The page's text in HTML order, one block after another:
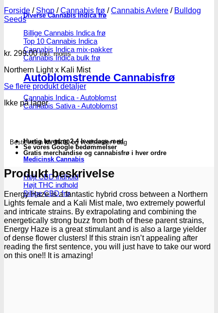
Diverse Cannabis Indica frø
Billige Cannabis Indica frø
Top 10 Cannabis Indica
Cannabis Indica mix-pakker
Cannabis Indica bulk frø
Autoblomstrende Cannabisfrø
Cannabis Indica - Autoblomst
Cannabis Sativa - Autoblomst
Medicinsk Cannabis
Højt CBD indhold
Højt THC indhold
Billige CBD frø
Forside / Shop / Cannabis frø / Cannabis Avlere / Bulldog
Seeds
kr. 299.00 Inkl. moms
Northern Light x Kali Mist
Se flere produkt detaljer
Ikke på lager
Bestil indenkl. 16.00og vi afsender i dag
Hurtig levering 2-4 hverdage med
Se vores Google bedømmelser
Gratis merchandise og cannabisfrø i hver ordre
Produkt beskrivelse
Energy Haze is a fantastic hybrid cross between a Northern
Lights female and a Kali Mist male, two extremely powerful
and intricate strains. By extrapolating and combining the
energetically strong buzz from both of these parent strains,
Energy Haze is a great stimulant and is also a large yielder
of dense flower clusters! If this strain isn’t appealing after
reading the first sentence, you will just have to take our word
on this one!! It is amazing!